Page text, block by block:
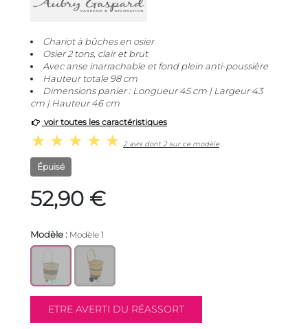
Chariot à bûches en osier
Osier 2 tons, clair et brut
Avec anse inarrachable et fond plein anti-poussière
Hauteur totale 98 cm
Dimensions panier : Longueur 45 cm | Largeur 43
cm | Hauteur 46 cm
voir toutes les caractéristiques
2 avis dont 2 sur ce modèle
Épuisé
52,90 €
Modèle : Modèle 1